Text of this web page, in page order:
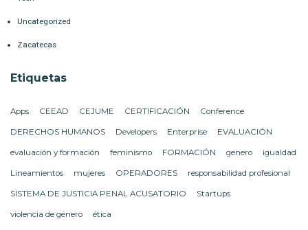
Uncategorized
Zacatecas
Etiquetas
Apps CEEAD CEJUME CERTIFICACIÓN Conference
DERECHOS HUMANOS Developers Enterprise EVALUACIÓN
evaluación y formación feminismo FORMACIÓN genero igualdad
Lineamientos mujeres OPERADORES responsabilidad profesional
SISTEMA DE JUSTICIA PENAL ACUSATORIO Startups
violencia de género ética